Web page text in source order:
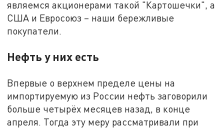
являемся акционерами такой "Картошечки", а
США и Евросоюз – наши бережливые
покупатели.
Нефть у них есть
Впервые о верхнем пределе цены на
импортируемую из России нефть заговорили
больше четырёх месяцев назад, в конце
апреля. Тогда эту меру рассматривали при